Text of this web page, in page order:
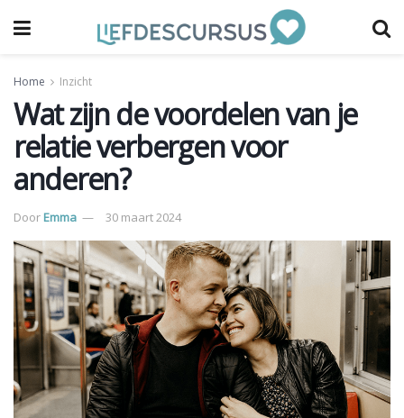
Home Inzicht
Wat zijn de voordelen van je
relatie verbergen voor
anderen?
DoorEmma 30 maart 2024